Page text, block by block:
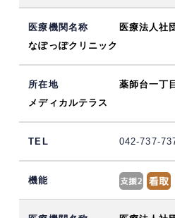
医療法人
なぽっぽクリニック
薬師台一丁
メディカルテラス
042-737-